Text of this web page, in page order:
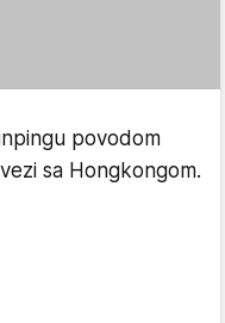
povodom
sa Hongkongom.